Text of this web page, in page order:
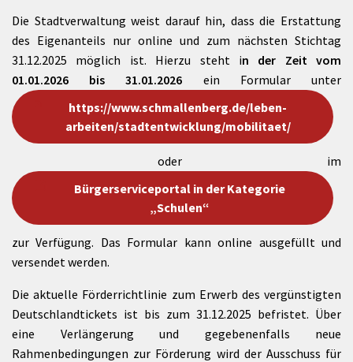
Die Stadtverwaltung weist darauf hin, dass die Erstattung
des Eigenanteils nur online und zum nächsten Stichtag
31.12.2025 möglich ist. Hierzu steht in der Zeit vom
01.01.2026 bis 31.01.2026 ein Formular unter
https://www.schmallenberg.de/leben-
arbeiten/stadtentwicklung/mobilitaet/
oder im
Bürgerserviceportal in der Kategorie
„Schulen“
zur Verfügung. Das Formular kann online ausgefüllt und
versendet werden.
Die aktuelle Förderrichtlinie zum Erwerb des vergünstigten
Deutschlandtickets ist bis zum 31.12.2025 befristet. Über
eine Verlängerung und gegebenenfalls neue
Rahmenbedingungen zur Förderung wird der Ausschuss für